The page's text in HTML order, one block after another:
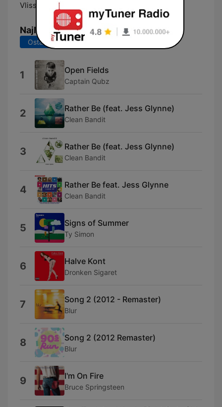
Vlissingen:
Najlepsze piosenki
Ostatnie 7 dni
1 Open Fields
Captain Qubz
2 Rather Be (feat. Jess Glynne)
Clean Bandit
3 Rather Be (feat. Jess Glynne)
Clean Bandit
4 Rather Be feat. Jess Glynne
Clean Bandit
5 Signs of Summer
Ty Simon
6 Halve Kont
Dronken Sigaret
7 Song 2 (2012 - Remaster)
Blur
8 Song 2 (2012 Remaster)
Blur
9 I'm On Fire
Bruce Springsteen